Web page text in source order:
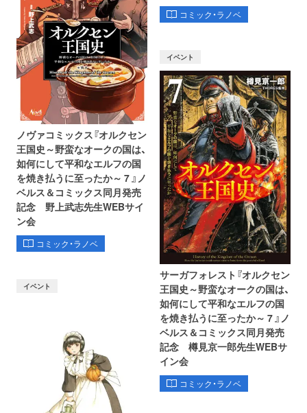
コミック・ラノベ
ノヴァコミックス『オルクセン
王国史～野蛮なオークの国は、
如何にして平和なエルフの国
を焼き払うに至ったか～ 7 』ノ
ベルス＆コミックス同月発売
記念 野上武志先生WEBサイ
ン会
コミック・ラノベ
イベント
サーガフォレスト『オルクセン
王国史～野蛮なオークの国は、
如何にして平和なエルフの国
を焼き払うに至ったか～ 7 』ノ
ベルス＆コミックス同月発売
記念 樽見京一郎先生WEBサ
イン会
コミック・ラノベ
イベント